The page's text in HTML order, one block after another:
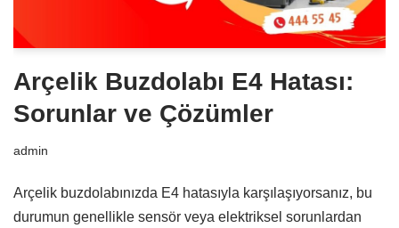
Arçelik Buzdolabı E4 Hatası:
Sorunlar ve Çözümler
admin
Arçelik buzdolabınızda E4 hatasıyla karşılaşıyorsanız, bu
durumun genellikle sensör veya elektriksel sorunlardan